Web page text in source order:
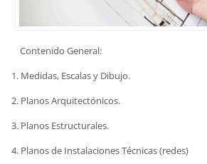
Contenido General:
1. Medidas, Escalas y Dibujo.
2. Planos Arquitectónicos.
3. Planos Estructurales.
4. Planos de Instalaciones Técnicas (redes)